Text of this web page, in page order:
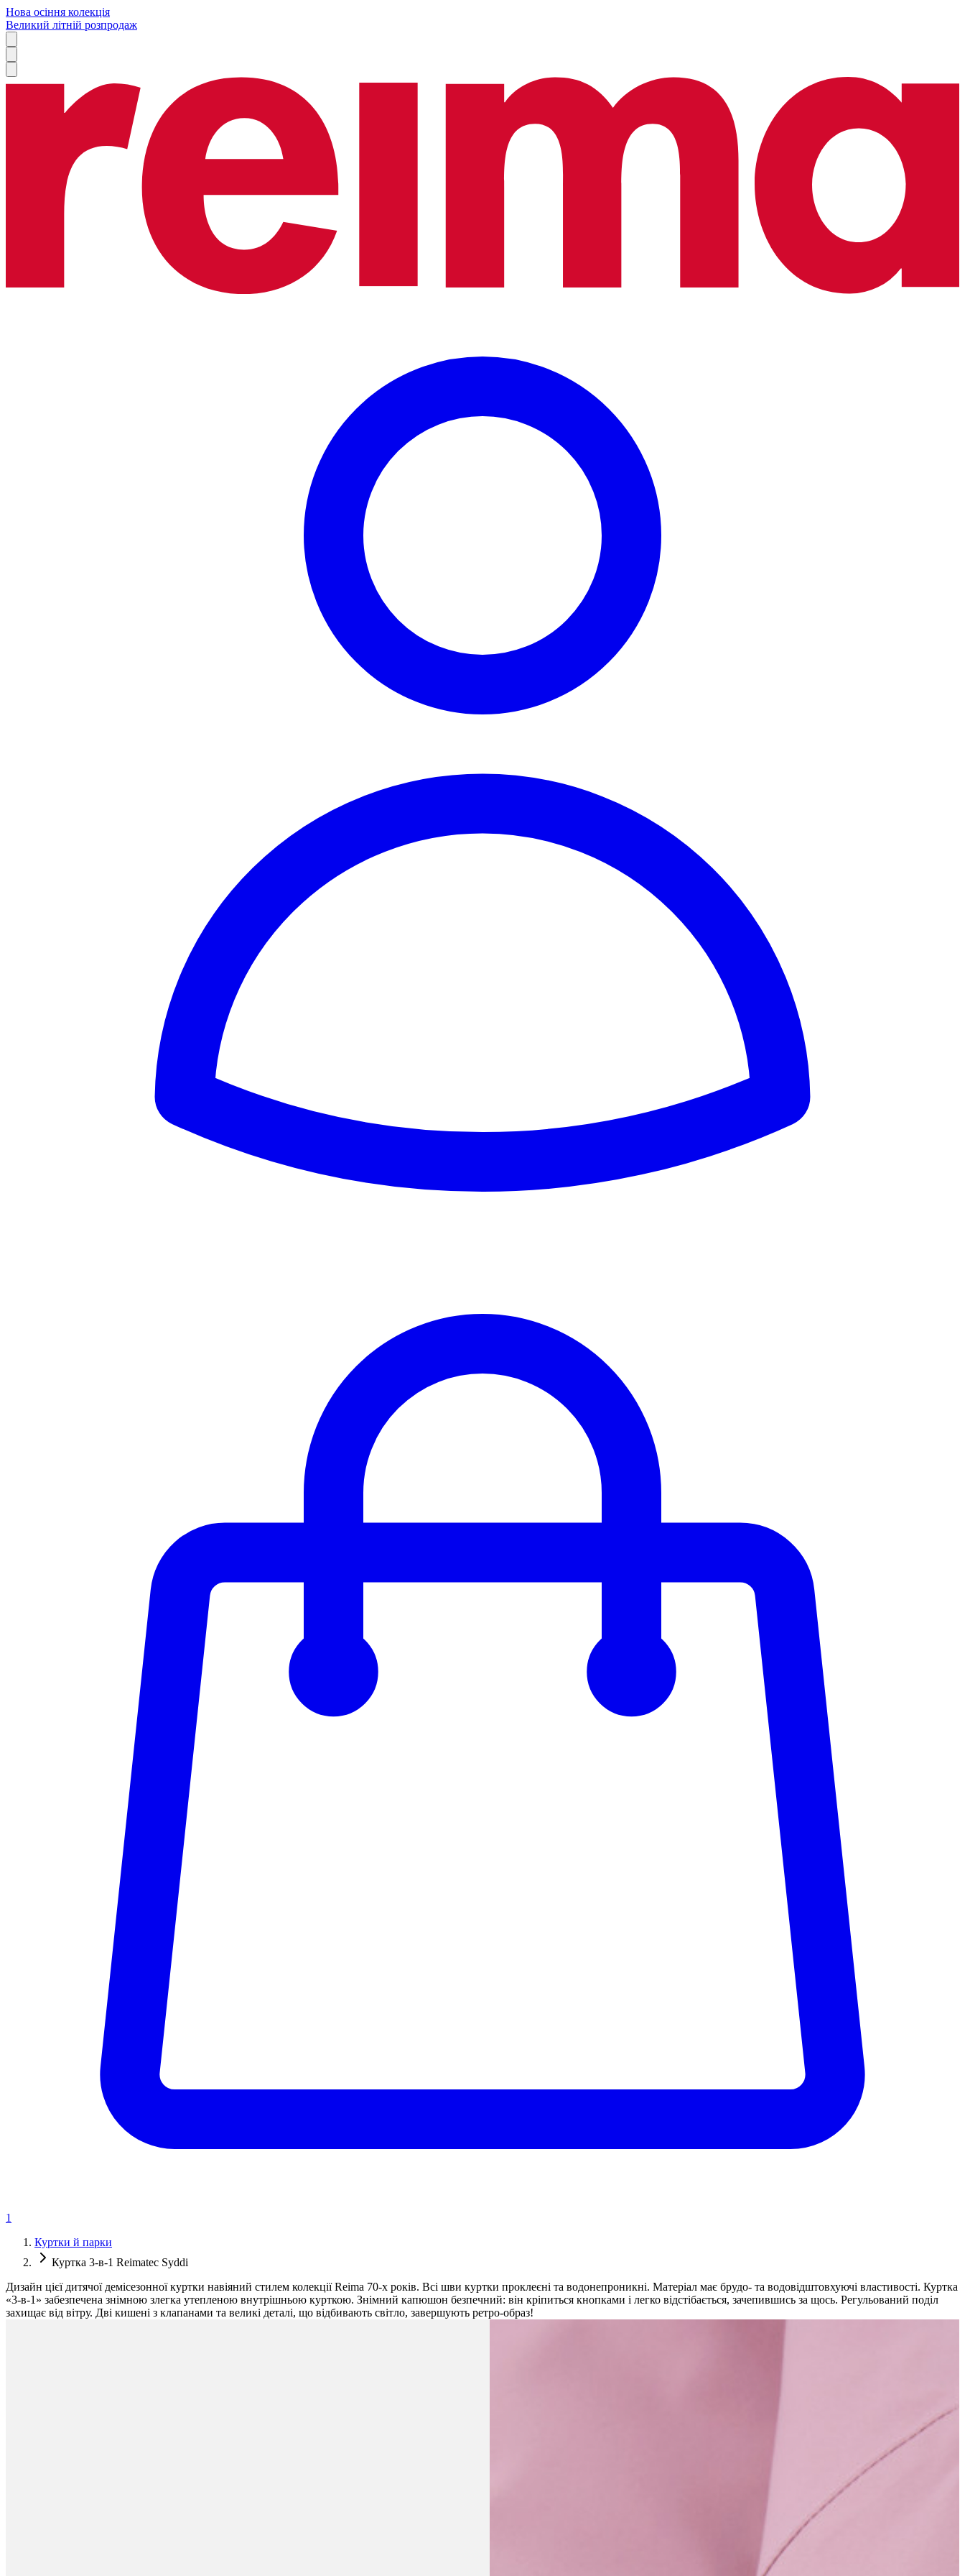
Нова осіння колекція
Великий літній розпродаж
1
Куртки й парки
Куртка 3-в-1 Reimatec Syddi
Дизайн цієї дитячої демісезонної куртки навіяний стилем колекції Reima 70-х років. Всі шви куртки проклеєні та водонепроникні. Матеріал має брудо- та водовідштовхуючі властивості. Куртка
«3-в-1» забезпечена знімною злегка утепленою внутрішньою курткою. Знімний капюшон безпечний: він кріпиться кнопками і легко відстібається, зачепившись за щось. Регульований поділ
захищає від вітру. Дві кишені з клапанами та великі деталі, що відбивають світло, завершують ретро-образ!